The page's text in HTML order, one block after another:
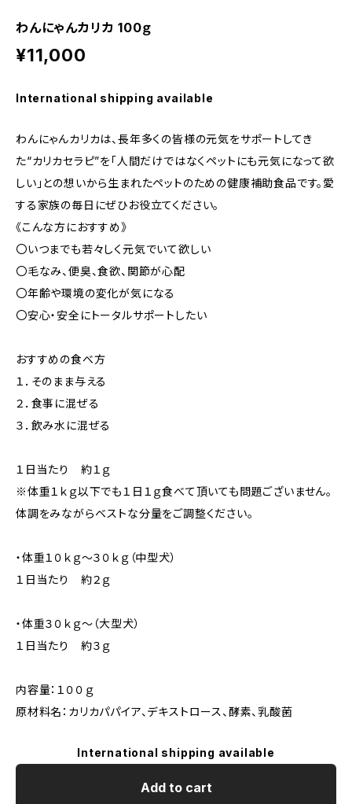
わんにゃんカリカ 100ｇ
¥11,000
International shipping available
わんにゃんカリカは、長年多くの皆様の元気をサポートしてき
た“カリカセラピ”を「人間だけではなくペットにも元気になって欲
しい」との想いから生まれたペットのための健康補助食品です。愛
する家族の毎日にぜひお役立てください。
《こんな方におすすめ》
〇いつまでも若々しく元気でいて欲しい
〇毛なみ、便臭、食欲、関節が心配
〇年齢や環境の変化が気になる
〇安心・安全にトータルサポートしたい
おすすめの食べ方
１．そのまま与える
２．食事に混ぜる
３．飲み水に混ぜる
１日当たり 約１ｇ
※体重１ｋｇ以下でも１日１ｇ食べて頂いても問題ございません。
体調をみながらベストな分量をご調整ください。
・体重１０ｋｇ～３０ｋｇ（中型犬）
１日当たり 約２ｇ
・体重３０ｋｇ～（大型犬）
１日当たり 約３ｇ
内容量：１００ｇ
原材料名：カリカパパイア、デキストロース、酵素、乳酸菌
International shipping available
Add to cart